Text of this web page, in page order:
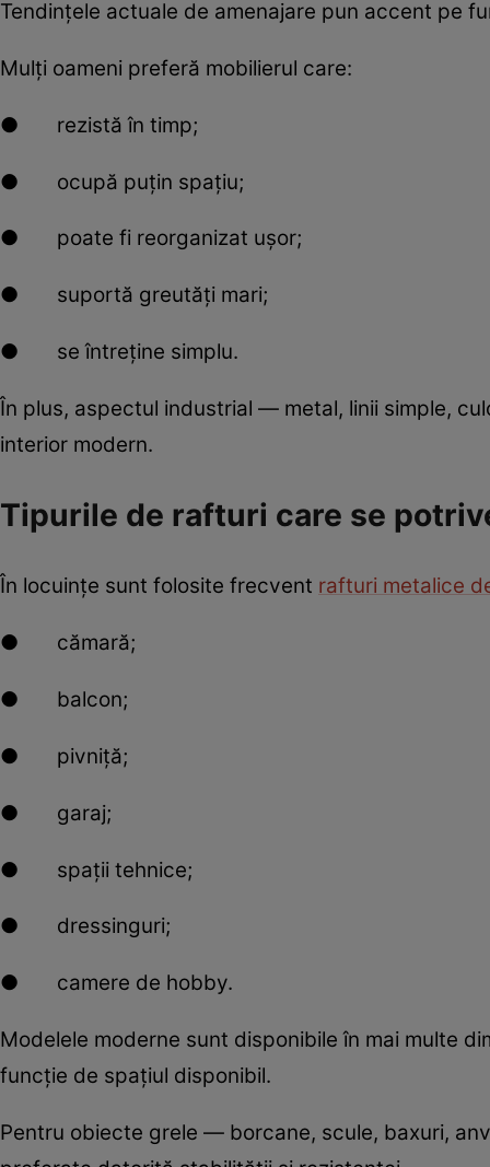
Tendințele actuale de amenajare pun accent pe
Mulți oameni preferă mobilierul care:
● rezistă în timp;
● ocupă puțin spațiu;
● poate fi reorganizat ușor;
● suportă greutăți mari;
● se întreține simplu.
În plus, aspectul industrial — metal, linii simple,
interior modern.
Tipurile de rafturi care se
În locuințe sunt folosite frecvent rafturi metalice
● cămară;
● balcon;
● pivniță;
● garaj;
● spații tehnice;
● dressinguri;
● camere de hobby.
Modelele moderne sunt disponibile în mai multe
funcție de spațiul disponibil.
Pentru obiecte grele — borcane, scule, baxuri,